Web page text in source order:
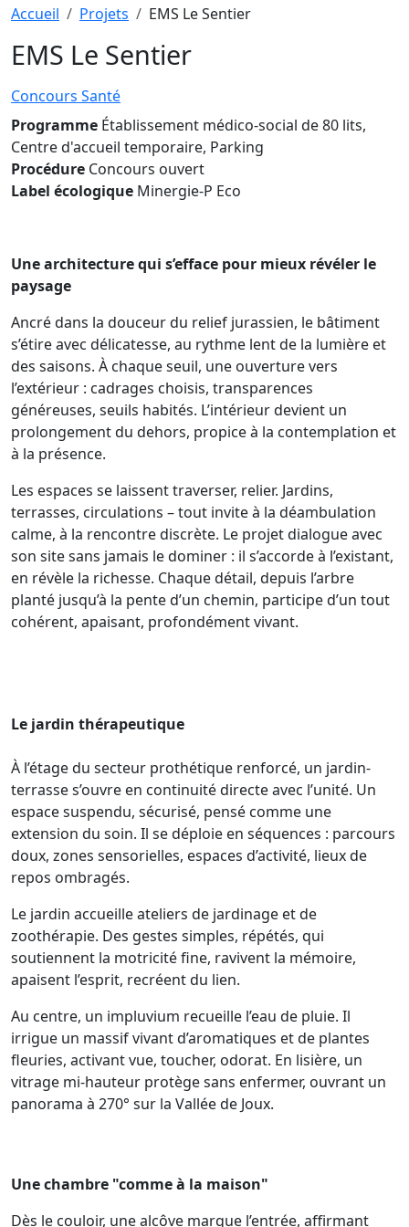
Fil d'Ariane
Accueil Projets EMS Le Sentier
EMS Le Sentier
Concours Santé
Programme Établissement médico-social de 80 lits,
Centre d'accueil temporaire, Parking
Procédure Concours ouvert
Label écologique Minergie-P Eco
Une architecture qui s’efface pour mieux révéler le
paysage
Ancré dans la douceur du relief jurassien, le bâtiment
s’étire avec délicatesse, au rythme lent de la lumière et
des saisons. À chaque seuil, une ouverture vers
l’extérieur : cadrages choisis, transparences
généreuses, seuils habités. L’intérieur devient un
prolongement du dehors, propice à la contemplation et
à la présence.
Les espaces se laissent traverser, relier. Jardins,
terrasses, circulations – tout invite à la déambulation
calme, à la rencontre discrète. Le projet dialogue avec
son site sans jamais le dominer : il s’accorde à l’existant,
en révèle la richesse. Chaque détail, depuis l’arbre
planté jusqu’à la pente d’un chemin, participe d’un tout
cohérent, apaisant, profondément vivant.
Le jardin thérapeutique
À l’étage du secteur prothétique renforcé, un jardin-
terrasse s’ouvre en continuité directe avec l’unité. Un
espace suspendu, sécurisé, pensé comme une
extension du soin. Il se déploie en séquences : parcours
doux, zones sensorielles, espaces d’activité, lieux de
repos ombragés.
Le jardin accueille ateliers de jardinage et de
zoothérapie. Des gestes simples, répétés, qui
soutiennent la motricité fine, ravivent la mémoire,
apaisent l’esprit, recréent du lien.
Au centre, un impluvium recueille l’eau de pluie. Il
irrigue un massif vivant d’aromatiques et de plantes
fleuries, activant vue, toucher, odorat. En lisière, un
vitrage mi-hauteur protège sans enfermer, ouvrant un
panorama à 270° sur la Vallée de Joux.
Une chambre "comme à la maison"
Dès le couloir, une alcôve marque l’entrée, affirmant